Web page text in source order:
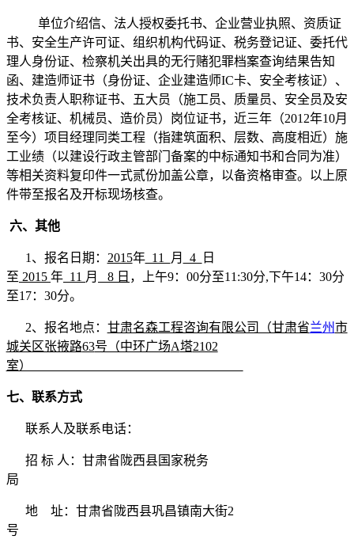
单位介绍信、法人授权委托书、企业营业执照、资质证
书、安全生产许可证、组织机构代码证、税务登记证、委托代
理人身份证、检察机关出具的无行赌犯罪档案查询结果告知
函、 建造师证书 （身份证、 企业建造师IC卡、 安全考核证）、
技术负责人职称证书、五大员（施工员、质量员、安全员及安
全考核证、机械员、造价员）岗位证书， 近三年 （2012年10月
至今） 项目经理 同类工程（指建筑面积、层数、高度相近）施
工业绩（以建设行政主管部门备案的中标通知书和合同 为准）
等相关资料复印件一式贰份加盖公章，以备资格审查。以上原
件带至报名及开标现场核查。
六、其他
1 、报名日期： 2015年11 月 4
日
至 2015 年 11 月 8 日 ，上午9： 00分至11:30分,下午14： 30分
至17： 30分。
2、报名地点： 甘肃名森工程咨询有限公司（甘肃省兰州市
城关区张掖路63号（中环广场A塔2102
室）
七、联系方式
联系人及联系电话：
招 标 人： 甘肃省陇西县国家税务
局
地 址： 甘肃省陇西县巩昌镇南大街2
号